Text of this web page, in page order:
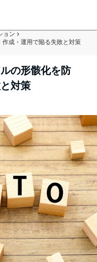
ョン
作成・運用で陥る失敗と対策
の形骸化を防
対策